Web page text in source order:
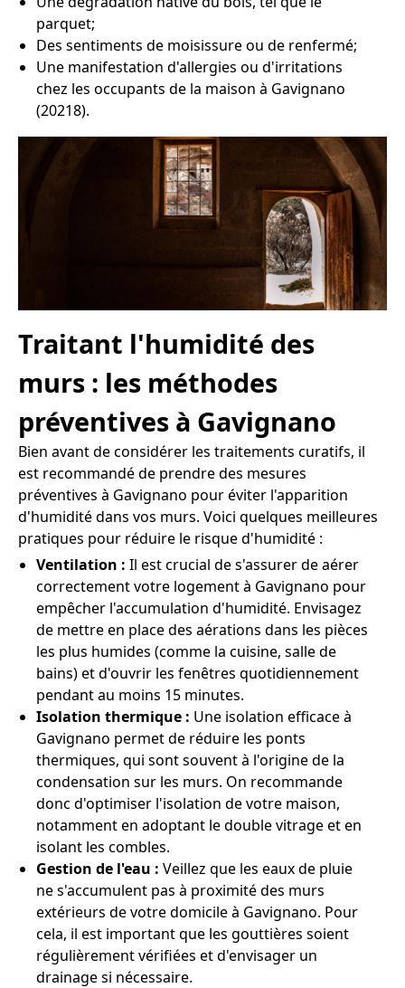
parquet;
Des sentiments de moisissure ou de renfermé;
Une manifestation d'allergies ou d'irritations
chez les occupants de la maison à Gavignano
(20218).
Traitant l'humidité des
murs : les méthodes
préventives à Gavignano
Bien avant de considérer les traitements curatifs, il
est recommandé de prendre des mesures
préventives à Gavignano pour éviter l'apparition
d'humidité dans vos murs. Voici quelques meilleures
pratiques pour réduire le risque d'humidité :
Ventilation : Il est crucial de s'assurer de aérer
correctement votre logement à Gavignano pour
empêcher l'accumulation d'humidité. Envisagez
de mettre en place des aérations dans les pièces
les plus humides (comme la cuisine, salle de
bains) et d'ouvrir les fenêtres quotidiennement
pendant au moins 15 minutes.
Isolation thermique : Une isolation efficace à
Gavignano permet de réduire les ponts
thermiques, qui sont souvent à l'origine de la
condensation sur les murs. On recommande
donc d'optimiser l'isolation de votre maison,
notamment en adoptant le double vitrage et en
isolant les combles.
Gestion de l'eau : Veillez que les eaux de pluie
ne s'accumulent pas à proximité des murs
extérieurs de votre domicile à Gavignano. Pour
cela, il est important que les gouttières soient
régulièrement vérifiées et d'envisager un
drainage si nécessaire.